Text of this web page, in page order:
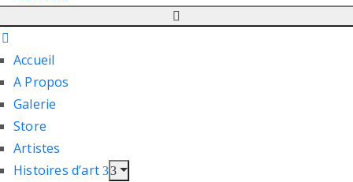
Accueil
A Propos
Galerie
Store
Artistes
Histoires d’art